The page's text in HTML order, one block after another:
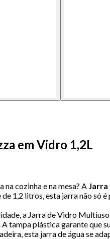
em Vidro 1,2L
cozinha e na mesa? A Jarra
1,2 litros, esta jarra não
a Jarra de Vidro
tampa plástica garante que
esta jarra de água se